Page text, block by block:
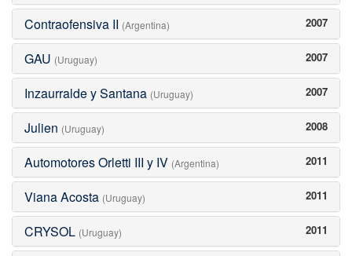
Contraofensiva II (Argentina) 2007
GAU (Uruguay) 2007
Inzaurralde y Santana (Uruguay) 2007
Julien (Uruguay) 2008
Automotores Orletti III y IV (Argentina) 2011
Viana Acosta (Uruguay) 2011
CRYSOL (Uruguay) 2011